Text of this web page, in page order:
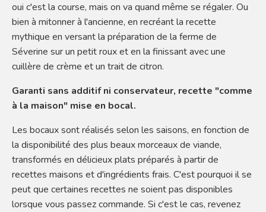
oui c'est la course, mais on va quand même se régaler. Ou
bien à mitonner à l'ancienne, en recréant la recette
mythique en versant la préparation de la ferme de
Séverine sur un petit roux et en la finissant avec une
cuillère de crème et un trait de citron.
Garanti sans additif ni conservateur, recette "comme
à la maison" mise en bocal.
Les bocaux sont réalisés selon les saisons, en fonction de
la disponibilité des plus beaux morceaux de viande,
transformés en délicieux plats préparés à partir de
recettes maisons et d'ingrédients frais. C'est pourquoi il se
peut que certaines recettes ne soient pas disponibles
lorsque vous passez commande. Si c'est le cas, revenez